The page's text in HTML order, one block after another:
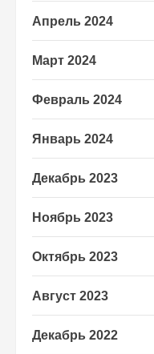
Апрель 2024
Март 2024
Февраль 2024
Январь 2024
Декабрь 2023
Ноябрь 2023
Октябрь 2023
Август 2023
Декабрь 2022